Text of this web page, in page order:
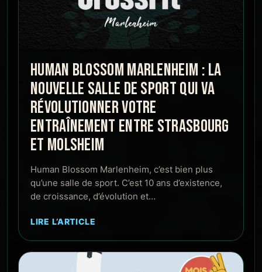
HUMAN BLOSSOM MARLENHEIM : LA
NOUVELLE SALLE DE SPORT QUI VA
RÉVOLUTIONNER VOTRE
ENTRAÎNEMENT ENTRE STRASBOURG
ET MOLSHEIM
Human Blossom Marlenheim, c’est bien plus
qu’une salle de sport. C’est 10 ans d’existence,
de croissance, d’évolution et…
LIRE L’ARTICLE